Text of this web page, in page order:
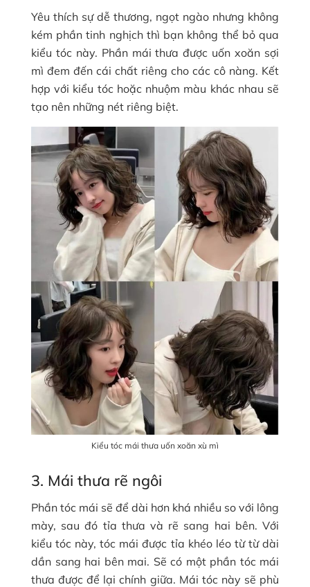
Yêu thích sự dễ thương, ngọt ngào nhưng không
kém phần tinh nghịch thì bạn không thể bỏ qua
kiểu tóc này. Phần mái thưa được uốn xoăn sợi
mì đem đến cái chất riêng cho các cô nàng. Kết
hợp với kiểu tóc hoặc nhuộm màu khác nhau sẽ
tạo nên những nét riêng biệt.
Kiểu tóc mái thưa uốn xoăn xù mì
3. Mái thưa rẽ ngôi
Phần tóc mái sẽ để dài hơn khá nhiều so với lông
mày, sau đó tỉa thưa và rẽ sang hai bên. Với
kiểu tóc này, tóc mái được tỉa khéo léo từ từ dài
dần sang hai bên mai. Sẽ có một phần tóc mái
thưa được để lại chính giữa. Mái tóc này sẽ phù